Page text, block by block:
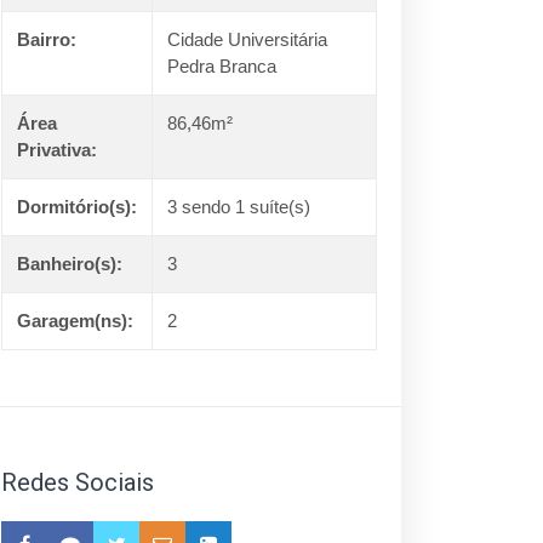
Bairro:
Cidade Universitária
Pedra Branca
Área
Privativa:
86,46m²
Dormitório(s): 3 sendo 1 suíte(s)
Banheiro(s): 3
Garagem(ns): 2
Redes Sociais